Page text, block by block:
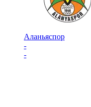
Аланьяспор
-
-